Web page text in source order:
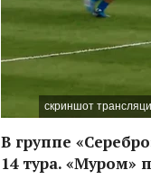
скриншот
В группе
14 тура. «Муром»